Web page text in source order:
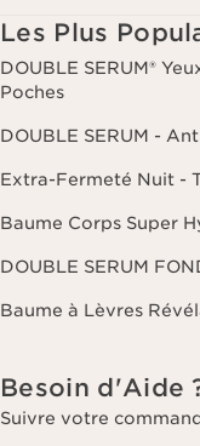
Les Plus
DOUBLE SERUM®
Poches
DOUBLE SERUM -
Extra-Fermeté Nuit -
Baume Corps Super
DOUBLE SERUM
Baume à Lèvres
Besoin d'Aide
Suivre votre